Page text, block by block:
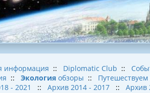
информация :: Diplomatic Club ::
:: Экология обзоры :: Путешествуем
- 2021 :: Архив 2014 - 2017 :: Архив